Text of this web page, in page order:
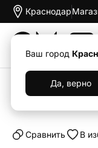
Краснодар
Ваш город
Да, верно
Каталог
USB-
Cравнить В